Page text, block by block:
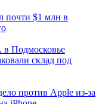
почти $1 млн в
Подмосковье
склад под
против Apple из-за